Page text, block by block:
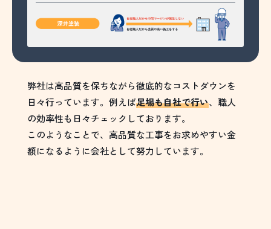
弊社は高品質を保ちながら徹底的なコストダウンを
日々行っています。例えば足場も自社で行い、職人
の効率性も日々チェックしております。
このようなことで、高品質な工事をお求めやすい金
額になるように会社として努力しています。